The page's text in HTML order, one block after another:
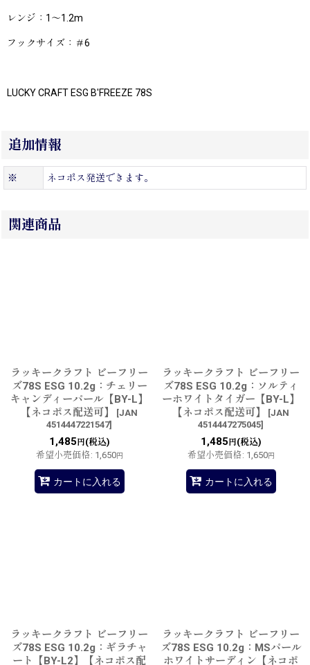
レンジ：1〜1.2m
フックサイズ：＃6
LUCKY CRAFT ESG B'FREEZE 78S
追加情報
※ ネコポス発送できます。
関連商品
ラッキークラフト ビーフリー
ズ78S ESG 10.2g：チェリー
キャンディーパール【BY-L】
【ネコポス配送可】
[JAN
4514447221547]
1,485 円(税込)
希望小売価格: 1,650円
カートに入れる
ラッキークラフト ビーフリー
ズ78S ESG 10.2g：ソルティ
ーホワイトタイガー【BY-L】
【ネコポス配送可】
[JAN
4514447275045]
1,485 円(税込)
希望小売価格: 1,650円
カートに入れる
ラッキークラフト ビーフリー
ズ78S ESG 10.2g：ギラチャ
ート【BY-L2】【ネコポス配
ラッキークラフト ビーフリー
ズ78S ESG 10.2g：MSパール
ホワイトサーディン【ネコポ